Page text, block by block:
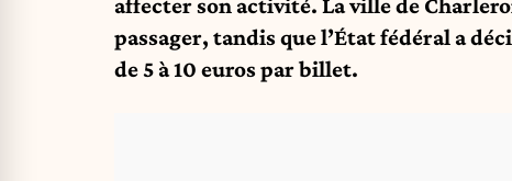
passager, tandis que l’État fédéral a
de 5 à 10 euros par billet.